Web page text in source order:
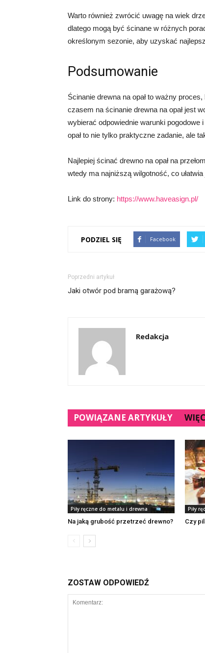
Warto również zwrócić uwagę na wiek
dlatego mogą być ścinane w różnych
określonym sezonie, aby uzyskać
Podsumowanie
Ścinanie drewna na opał to ważny
czasem na ścinanie drewna na opał jest
wybierać odpowiednie warunki pogodowe
opał to nie tylko praktyczne zadanie, ale
Najlepiej ścinać drewno na opał na
wtedy ma najniższą wilgotność, co
Link do strony: https://www.haveasign.pl/
PODZIEL SIĘ Facebook
Poprzedni artykuł
Jaki otwór pod bramą garażową?
Redakcja
POWIĄZANE ARTYKUŁY
Piły ręczne do metalu i drewna
Na jaką grubość przetrzeć drewno?
Piły
Czy
ZOSTAW ODPOWIEDŹ